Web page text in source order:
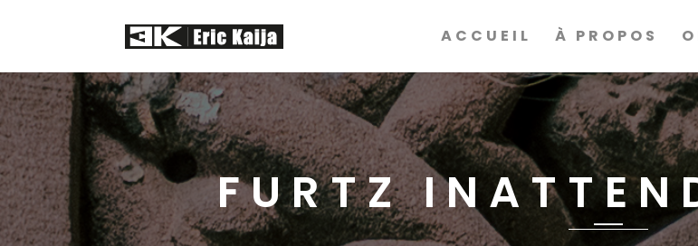
ACCUEIL À PROPOS
FURTZ